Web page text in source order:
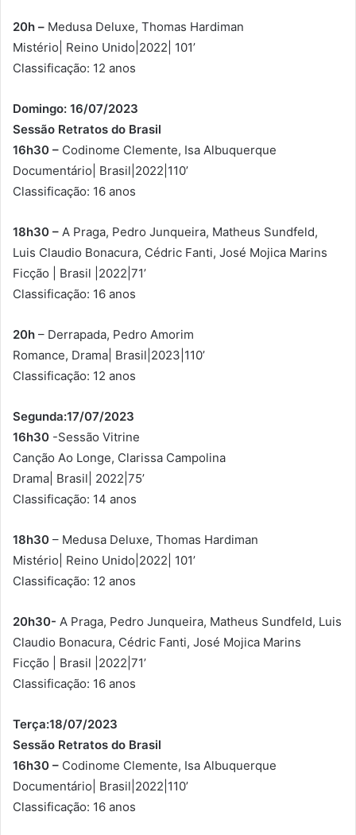
20h – Medusa Deluxe, Thomas Hardiman
Mistério| Reino Unido|2022| 101’
Classificação: 12 anos
Domingo: 16/07/2023
Sessão Retratos do Brasil
16h30 – Codinome Clemente, Isa Albuquerque
Documentário| Brasil|2022|110’
Classificação: 16 anos
18h30 – A Praga, Pedro Junqueira, Matheus Sundfeld,
Luis Claudio Bonacura, Cédric Fanti, José Mojica Marins
Ficção | Brasil |2022|71’
Classificação: 16 anos
20h – Derrapada, Pedro Amorim
Romance, Drama| Brasil|2023|110’
Classificação: 12 anos
Segunda:17/07/2023
16h30 -Sessão Vitrine
Canção Ao Longe, Clarissa Campolina
Drama| Brasil| 2022|75’
Classificação: 14 anos
18h30 – Medusa Deluxe, Thomas Hardiman
Mistério| Reino Unido|2022| 101’
Classificação: 12 anos
20h30- A Praga, Pedro Junqueira, Matheus Sundfeld, Luis
Claudio Bonacura, Cédric Fanti, José Mojica Marins
Ficção | Brasil |2022|71’
Classificação: 16 anos
Terça:18/07/2023
Sessão Retratos do Brasil
16h30 – Codinome Clemente, Isa Albuquerque
Documentário| Brasil|2022|110’
Classificação: 16 anos